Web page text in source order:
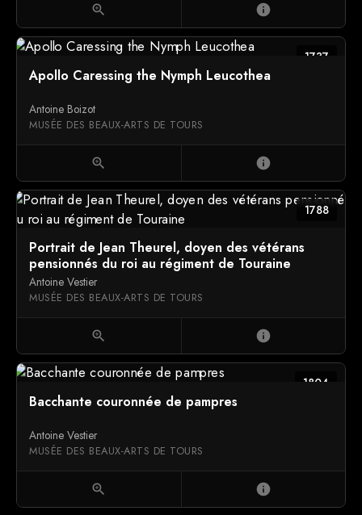
zoom_in info
1737
Apollo Caressing the Nymph Leucothea
Antoine Boizot
MUSÉE DES BEAUX-ARTS DE TOURS
zoom_in info
1788
Portrait de Jean Theurel, doyen des vétérans
pensionnés du roi au régiment de Touraine
Antoine Vestier
MUSÉE DES BEAUX-ARTS DE TOURS
zoom_in info
1804
Bacchante couronnée de pampres
Antoine Vestier
MUSÉE DES BEAUX-ARTS DE TOURS
zoom_in info